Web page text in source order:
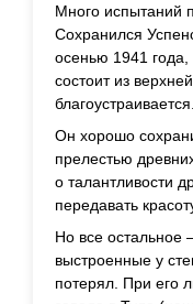
Много испытаний
Сохранился
осенью 1941
состоит из
благоустраивается.
Он хорошо
прелестью
о талантливости
передавать
Но все остальное
выстроенные у
потерял. При его